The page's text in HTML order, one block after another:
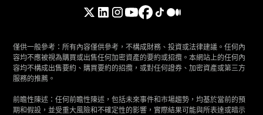
僅供一般參考：所有內容僅供參考，不構成財務、投資或法律建議。任何內
容均不應被視為購買或出售任何加密資產的要約或招攬。本網站上的任何內
容均不構成出售要約、購買要約的招攬，或對任何證券、加密資產或第三方
服務的推薦。
前瞻性陳述：任何前瞻性陳述，包括未來事件和市場趨勢，均基於當前的預
期和假設，並受重大風險和不確定性的影響，實際結果可能與所表達或暗示